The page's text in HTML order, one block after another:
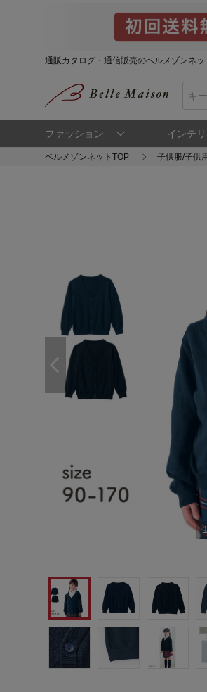
通販カタログ・通信販売のベルメゾンネッ
ファッション インテ
ベルメゾンネットTOP 子供服/子供